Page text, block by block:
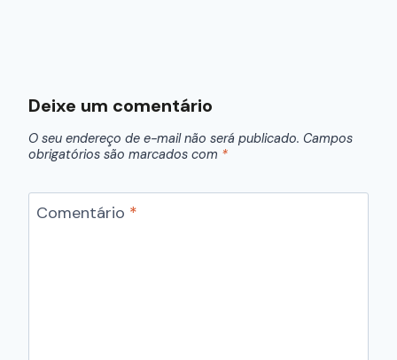
Deixe um comentário
O seu endereço de e-mail não será publicado. Campos
obrigatórios são marcados com *
Comentário *